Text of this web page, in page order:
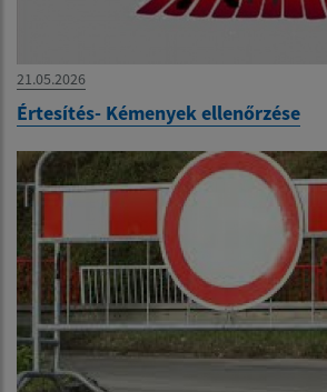
21.05.2026
Értesítés- Kémenyek ellenőrzése